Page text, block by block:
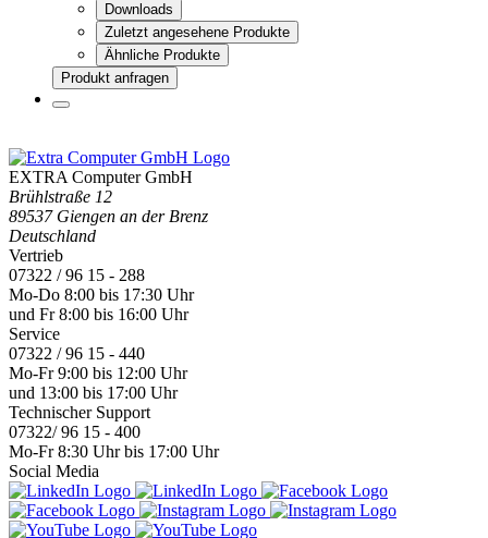
Downloads
Zuletzt angesehene Produkte
Ähnliche Produkte
Produkt anfragen
EXTRA Computer GmbH
Brühlstraße 12
89537 Giengen an der Brenz
Deutschland
Vertrieb
07322 / 96 15 - 288
Mo-Do 8:00 bis 17:30 Uhr
und Fr 8:00 bis 16:00 Uhr
Service
07322 / 96 15 - 440
Mo-Fr 9:00 bis 12:00 Uhr
und 13:00 bis 17:00 Uhr
Technischer Support
07322/ 96 15 - 400
Mo-Fr 8:30 Uhr bis 17:00 Uhr
Social Media